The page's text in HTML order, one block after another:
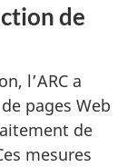
de
l’ARC a
pages Web
de
mesures